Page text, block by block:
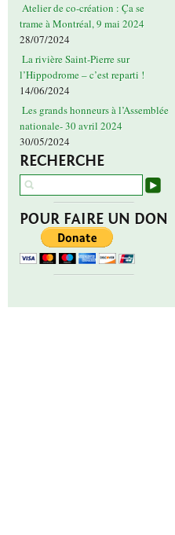
Atelier de co-création : Ça se
trame à Montréal, 9 mai 2024
28/07/2024
La rivière Saint-Pierre sur
l’Hippodrome – c’est reparti !
14/06/2024
Les grands honneurs à l’Assemblée
nationale- 30 avril 2024
30/05/2024
RECHERCHE
POUR FAIRE UN DON